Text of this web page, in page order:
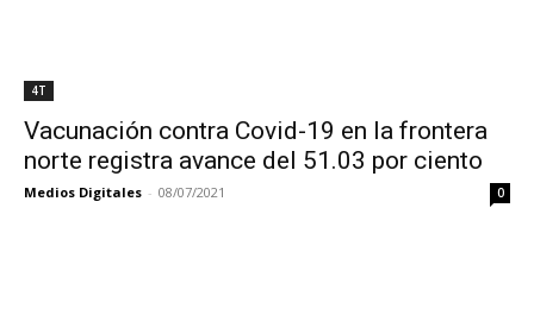
4T
Vacunación contra Covid-19 en la frontera
norte registra avance del 51.03 por ciento
Medios Digitales - 08/07/2021 0